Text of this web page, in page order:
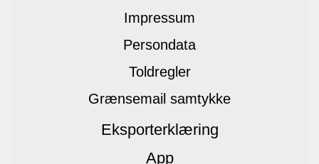
Impressum
Persondata
Toldregler
Grænsemail samtykke
Eksporterklæring
App